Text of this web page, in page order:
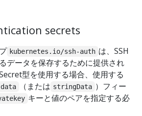
secrets
kubernetes.io/ssh-auth は、SSH
データを保存するために提供され
型を使用する場合、使用する
data （または stringData ）フィー
キーと値のペアを指定する必